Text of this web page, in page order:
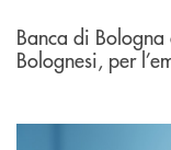
Banca di
Bolognesi, per